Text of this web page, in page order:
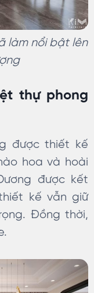
làm nổi bật lên
thự phong
được thiết kế
hoa và hoài
được kết
kế vẫn giữ
Đồng thời,